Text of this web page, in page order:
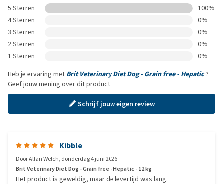
5 Sterren
100%
4 Sterren
0%
3 Sterren
0%
2 Sterren
0%
1 Sterren
0%
Heb je ervaring met Brit Veterinary Diet Dog - Grain free - Hepatic?
Geef jouw mening over dit product
Schrijf jouw eigen review
Kibble
DoorAllan Welch, donderdag 4 juni 2026
Brit Veterinary Diet Dog - Grain free - Hepatic - 12 kg
Het product is geweldig, maar de levertijd was lang.